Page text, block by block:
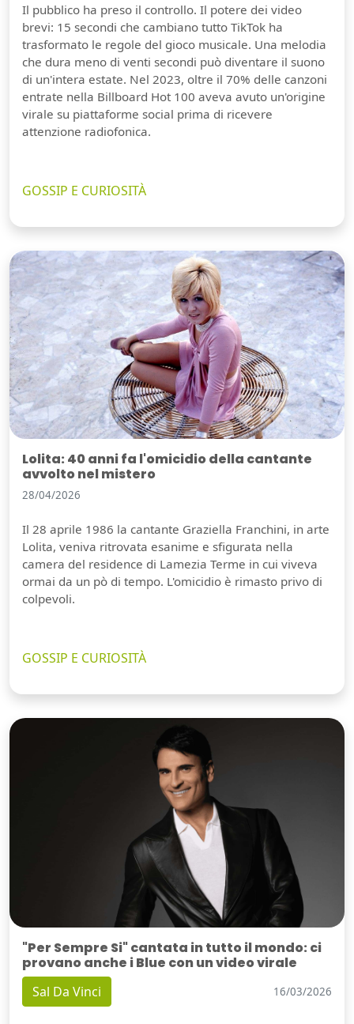
Il pubblico ha preso il controllo. Il potere dei video
brevi: 15 secondi che cambiano tutto TikTok ha
trasformato le regole del gioco musicale. Una melodia
che dura meno di venti secondi può diventare il suono
di un'intera estate. Nel 2023, oltre il 70% delle canzoni
entrate nella Billboard Hot 100 aveva avuto un'origine
virale su piattaforme social prima di ricevere
attenzione radiofonica.
GOSSIP E CURIOSITÀ
Lolita: 40 anni fa l'omicidio della cantante
avvolto nel mistero
28/04/2026
Il 28 aprile 1986 la cantante Graziella Franchini, in arte
Lolita, veniva ritrovata esanime e sfigurata nella
camera del residence di Lamezia Terme in cui viveva
ormai da un pò di tempo. L'omicidio è rimasto privo di
colpevoli.
GOSSIP E CURIOSITÀ
"Per Sempre Si" cantata in tutto il mondo: ci
provano anche i Blue con un video virale
Sal Da Vinci 16/03/2026